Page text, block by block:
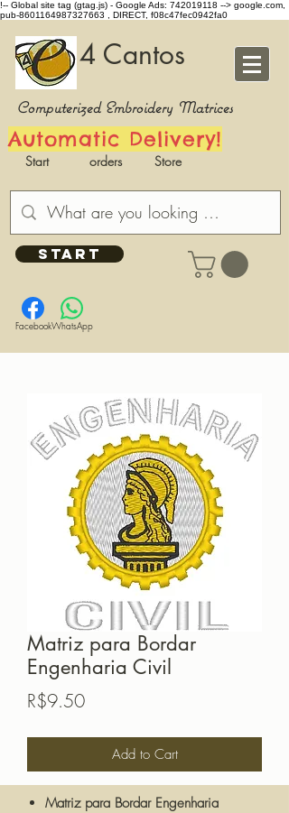
!-- Global site tag (gtag.js) - Google Ads: 742019118 --> google.com,
pub-8601164987327663 , DIRECT, f08c47fec0942fa0
4 Cantos
Computerized Embroidery Matrices
Automatic Delivery!
Start orders Store
START
FacebookWhatsApp
Matriz para Bordar
Engenharia Civil
R$9.50Price
Add to Cart
Matriz para Bordar Engenharia